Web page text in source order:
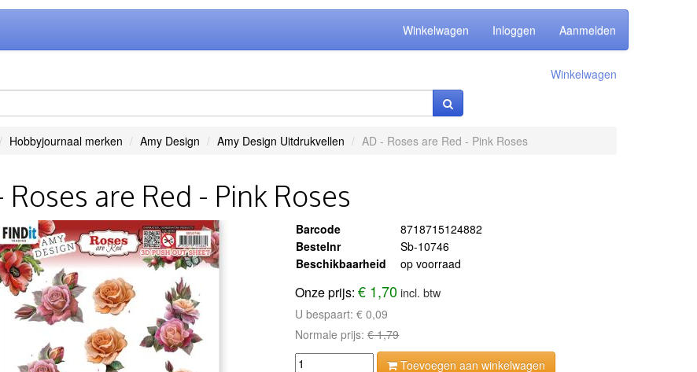
Winkelwagen Inloggen Aanmelden
Winkelwagen
Hobbyjournaal merken Amy Design Amy Design Uitdrukvellen AD - Roses are Red - Pink Roses
Roses are Red - Pink Roses
Barcode
8718715124882
Bestelnr
Sb-10746
Beschikbaarheid
op voorraad
Onze prijs:€ 1,70 incl. btw
U bespaart:€ 0,09
Normale prijs:€ 1,79
Toevoegen aan winkelwagen